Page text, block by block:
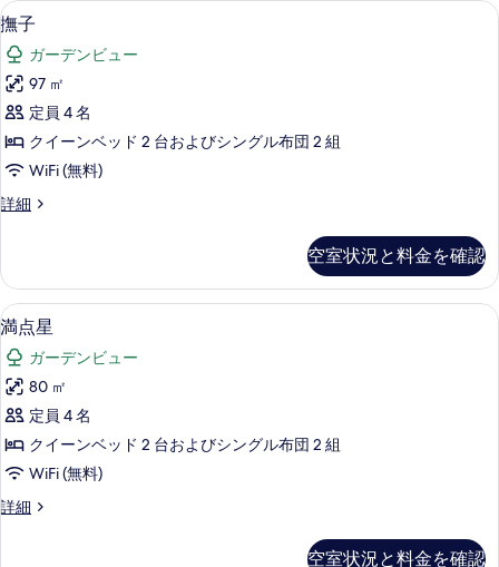
示
す
る
撫
子
の
す
べ
て
の
写
を
表
示
す
る
撫子 | セーフティボックス (室内)、デ
5
撫子
ガーデンビュー
97 ㎡
定員 4 名
クイーンベッド 2 台およびシングル布団 2 組
WiFi (無料)
詳細
撫
細
空室状況と料金を確認
満
点
星
の
す
べ
て
の
満点星 | セーフティボックス (室内)、
6
満点星
ガーデンビュー
80 ㎡
定員 4 名
クイーンベッド 2 台およびシングル布団 2 組
WiFi (無料)
詳細
満
空室状況と料金を確認